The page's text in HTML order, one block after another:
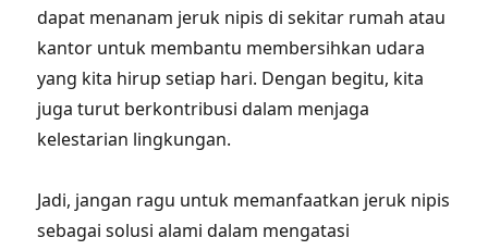
dapat menanam jeruk nipis di sekitar rumah atau
kantor untuk membantu membersihkan udara
yang kita hirup setiap hari. Dengan begitu, kita
juga turut berkontribusi dalam menjaga
kelestarian lingkungan.
Jadi, jangan ragu untuk memanfaatkan jeruk nipis
sebagai solusi alami dalam mengatasi